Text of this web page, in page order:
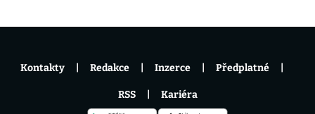
Kontakty Redakce Inzerce Předplatné
RSS Kariéra